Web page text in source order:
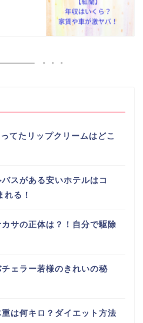
てたリップクリームはどこ
スがある安いホテルはコ
る！
サの正体は？！自分で駆除
ェラー若様のきれいの秘
は何キロ？ダイエット方法